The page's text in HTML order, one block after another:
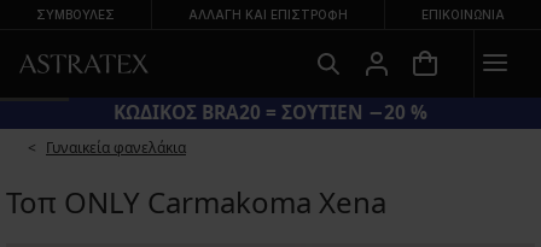
ΣΥΜΒΟΥΛΕΣ ΑΛΛΑΓΉ ΚΑΙ ΕΠΙΣΤΡΟΦΉ ΕΠΙΚΟΙΝΩΝΊΑ
ΚΩΔΙΚΟΣ BRA20 = ΣΟΥΤΙΕΝ −20 %
Γυναικεία φανελάκια
Τοπ ONLY Carmakoma Xena